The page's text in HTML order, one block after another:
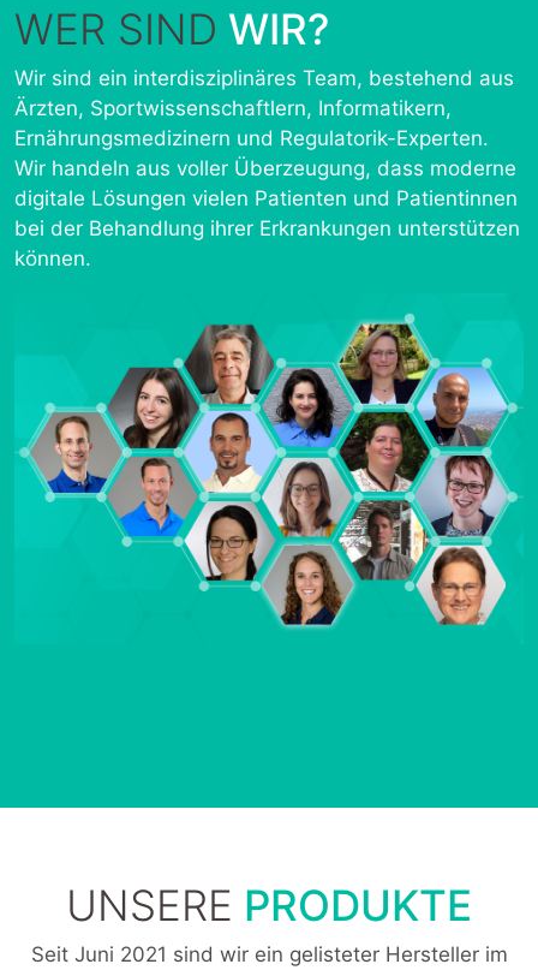
WER SIND WIR?
Wir sind ein interdisziplinäres Team, bestehend aus
Ärzten, Sportwissenschaftlern, Informatikern,
Ernährungsmedizinern und Regulatorik-Experten.
Wir handeln aus voller Überzeugung, dass moderne
digitale Lösungen vielen Patienten und Patientinnen
bei der Behandlung ihrer Erkrankungen unterstützen
können.
UNSERE PRODUKTE
Seit Juni 2021 sind wir ein gelisteter Hersteller im